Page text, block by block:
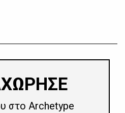
στο Archetype